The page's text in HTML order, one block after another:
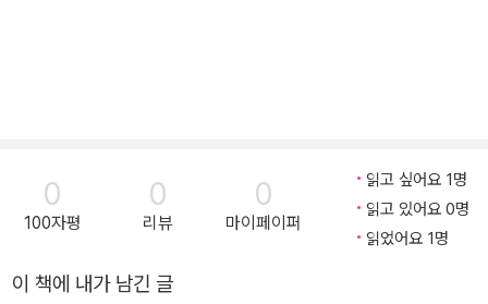
0
100자평
0
리뷰
0
마이페이퍼
읽고 싶어요 1명
읽고 있어요 0명
읽었어요 1명
이 책에 내가 남긴 글